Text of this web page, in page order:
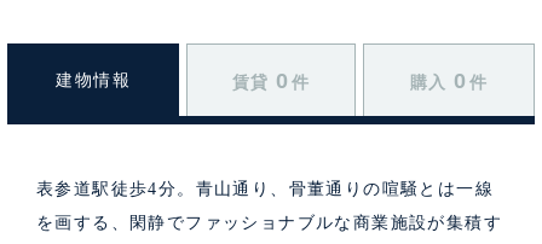
建物情報 賃貸 0 件 購入 0 件
表参道駅徒歩4分。青山通り、骨董通りの喧騒とは一線
を画する、閑静でファッショナブルな商業施設が集積す